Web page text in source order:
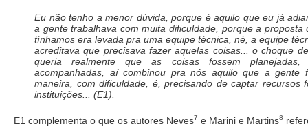
Eu não tenho a menor dúvida, porque é aquilo que eu já
a gente trabalhava com muita dificuldade, porque a proposta
tínhamos era levada pra uma equipe técnica, né, a equipe
acreditava que precisava fazer aquelas coisas... o choque
queria realmente que as coisas fossem planejadas,
acompanhadas, aí combinou pra nós aquilo que a gente
maneira, com dificuldade, é, precisando de captar recursos
instituições... (E1).
E1 complementa o que os autores Neves7 e Marini e Martins8